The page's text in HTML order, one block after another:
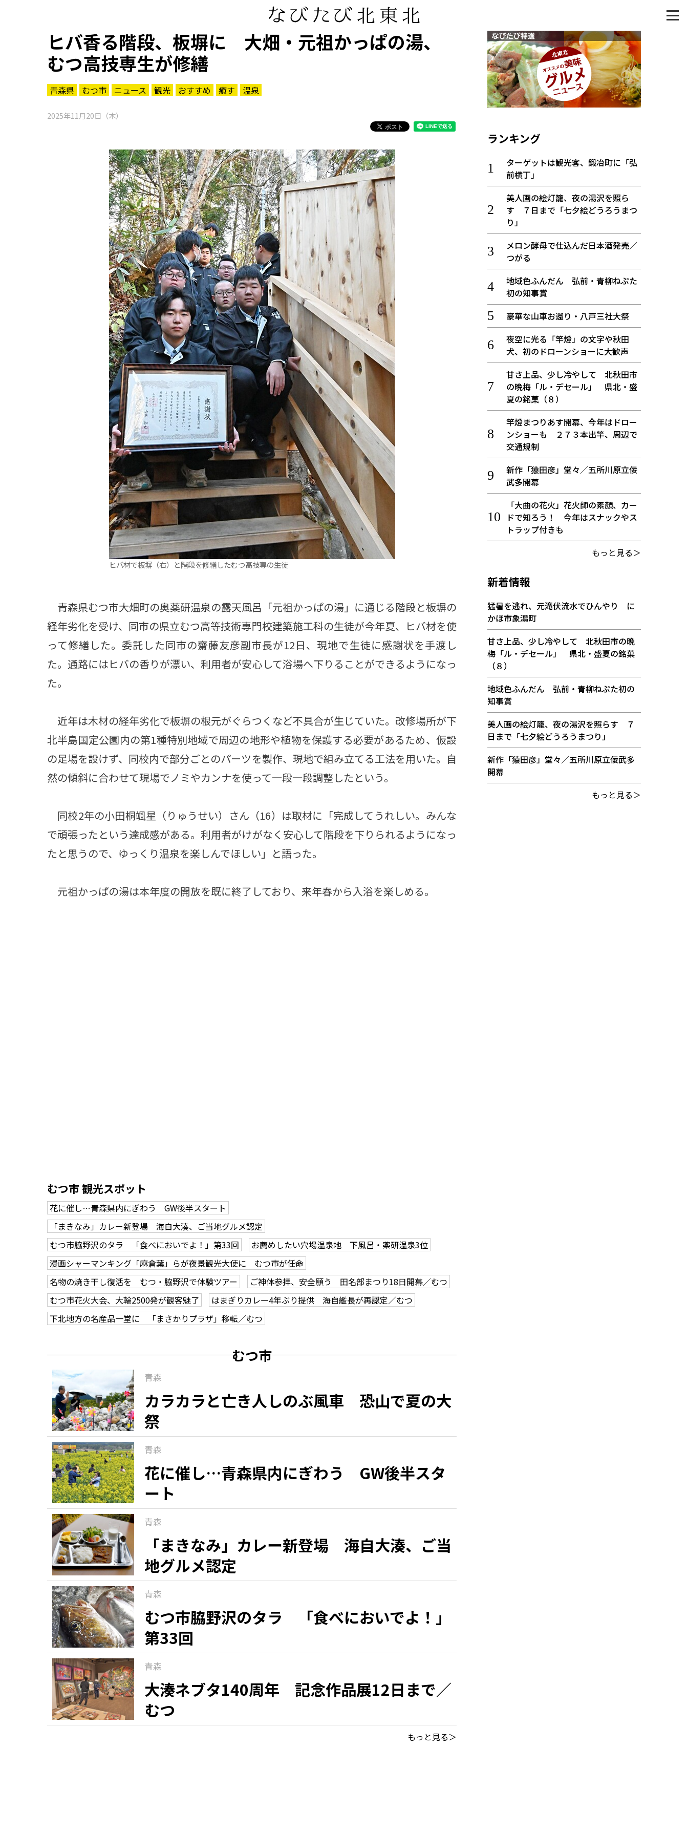
ヒバ香る階段、板塀に 大畑・元祖かっぱの湯、
むつ高技専生が修繕
青森県 むつ市 ニュース 観光 おすすめ 癒す 温泉
2025年11月20日（木）
ヒバ材で板塀（右）と階段を修繕したむつ高技専の生徒
青森県むつ市大畑町の奥薬研温泉の露天風呂「元祖かっぱの湯」に通じる階段と板塀の
経年劣化を受け、同市の県立むつ高等技術専門校建築施工科の生徒が今年夏、ヒバ材を使
って修繕した。委託した同市の齋藤友彦副市長が12日、現地で生徒に感謝状を手渡し
た。通路にはヒバの香りが漂い、利用者が安心して浴場へ下りることができるようになっ
た。
近年は木材の経年劣化で板塀の根元がぐらつくなど不具合が生じていた。改修場所が下
北半島国定公園内の第1種特別地域で周辺の地形や植物を保護する必要があるため、仮設
の足場を設けず、同校内で部分ごとのパーツを製作、現地で組み立てる工法を用いた。自
然の傾斜に合わせて現場でノミやカンナを使って一段一段調整したという。
同校2年の小田桐颯星（りゅうせい）さん（16）は取材に「完成してうれしい。みんな
で頑張ったという達成感がある。利用者がけがなく安心して階段を下りられるようになっ
たと思うので、ゆっくり温泉を楽しんでほしい」と語った。
元祖かっぱの湯は本年度の開放を既に終了しており、来年春から入浴を楽しめる。
むつ市 観光スポット
花に催し…青森県内にぎわう GW後半スタート
「まきなみ」カレー新登場 海自大湊、ご当地グルメ認定
むつ市脇野沢のタラ 「食べにおいでよ！」第33回
お薦めしたい穴場温泉地 下風呂・薬研温泉3位
漫画シャーマンキング「麻倉葉」らが夜景観光大使に むつ市が任命
名物の焼き干し復活を むつ・脇野沢で体験ツアー
ご神体参拝、安全願う 田名部まつり18日開幕／むつ
むつ市花火大会、大輪2500発が観客魅了
はまぎりカレー4年ぶり提供 海自艦長が再認定／むつ
下北地方の名産品一堂に 「まさかりプラザ」移転／むつ
むつ市
青森
カラカラと亡き人しのぶ風車 恐山で夏の大
祭
青森
花に催し…青森県内にぎわう GW後半スタ
ート
青森
「まきなみ」カレー新登場 海自大湊、ご当
地グルメ認定
青森
むつ市脇野沢のタラ 「食べにおいでよ！」
第33回
青森
大湊ネブタ140周年 記念作品展12日まで／
むつ
もっと見る＞
ランキング
ターゲットは観光客、鍛冶町に「弘
前横丁」
美人画の絵灯籠、夜の湯沢を照ら
す ７日まで「七夕絵どうろうまつ
り」
メロン酵母で仕込んだ日本酒発売／
つがる
地域色ふんだん 弘前・青柳ねぷた
初の知事賞
豪華な山車お還り・八戸三社大祭
夜空に光る「竿燈」の文字や秋田
犬、初のドローンショーに大歓声
甘さ上品、少し冷やして 北秋田市
の晩梅「ル・デセール」 県北・盛
夏の銘菓（８）
竿燈まつりあす開幕、今年はドロー
ンショーも ２７３本出竿、周辺で
交通規制
新作「猿田彦」堂々／五所川原立佞
武多開幕
「大曲の花火」花火師の素顔、カー
ドで知ろう！ 今年はスナックやス
トラップ付きも
もっと見る＞
新着情報
猛暑を逃れ、元滝伏流水でひんやり に
かほ市象潟町
甘さ上品、少し冷やして 北秋田市の晩
梅「ル・デセール」 県北・盛夏の銘菓
（８）
地域色ふんだん 弘前・青柳ねぷた初の
知事賞
美人画の絵灯籠、夜の湯沢を照らす ７
日まで「七夕絵どうろうまつり」
新作「猿田彦」堂々／五所川原立佞武多
開幕
もっと見る＞